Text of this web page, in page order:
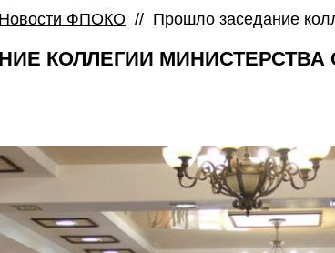
Новости ФПОКО // Прошло заседание
КОЛЛЕГИИ